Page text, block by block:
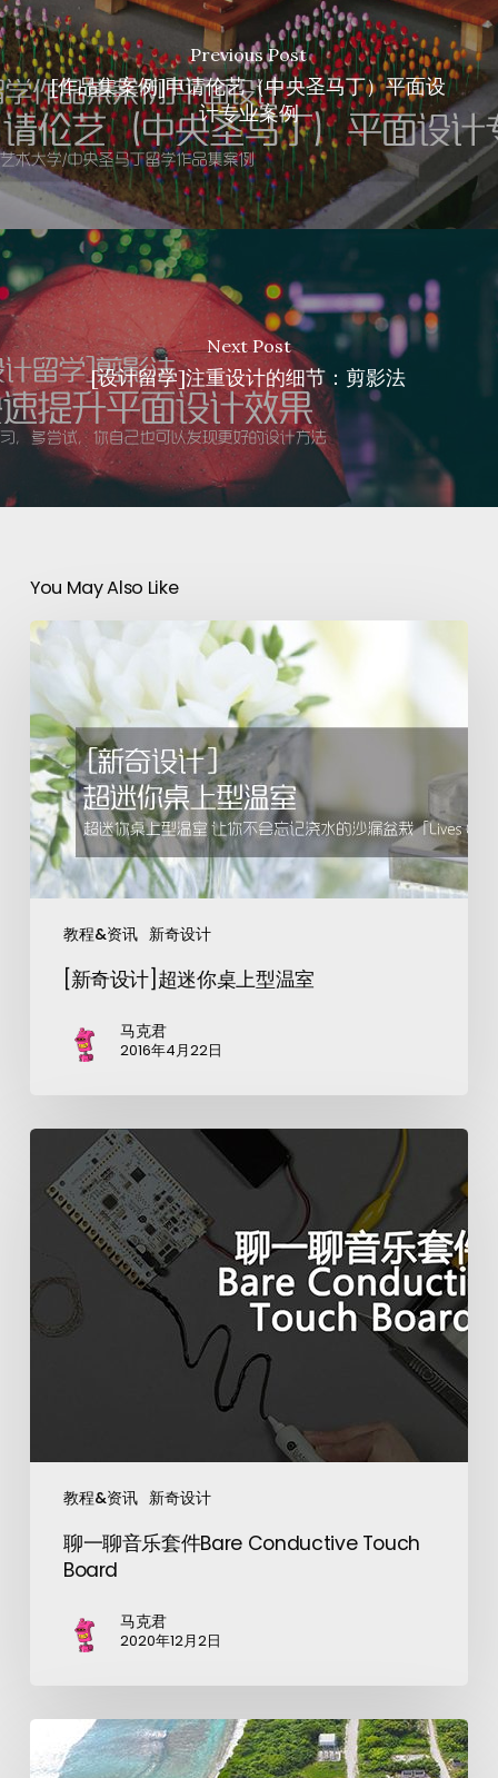
Previous Post
[作品集案例]申请伦艺（中央圣马丁）平面设
计专业案例
Next Post
[设计留学]注重设计的细节：剪影法
You May Also Like
教程&资讯 新奇设计
[新奇设计]超迷你桌上型温室
马克君
2016年4月22日
教程&资讯 新奇设计
聊一聊音乐套件Bare Conductive Touch
Board
马克君
2020年12月2日